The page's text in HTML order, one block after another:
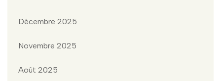
Décembre 2025
Novembre 2025
Août 2025